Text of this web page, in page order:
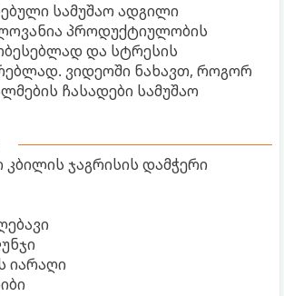
სამუშაო ადგილი
პროდუქტიულობის
და სტრესის
ვიდეოში ნახავთ, როგორ
ჩასადები სამუშაო
ჯაგრისის დამჭერი
იარაღი